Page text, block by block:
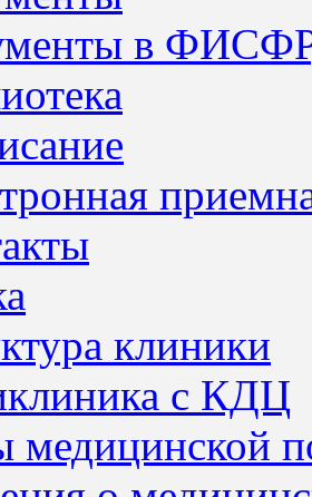
в
клиники
с КДЦ
медицинской